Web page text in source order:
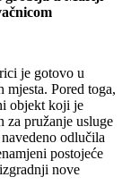
je gotovo u
mjesta. Pored toga,
objekt koji je
za pružanje usluge
odlučila
postojeće
nove